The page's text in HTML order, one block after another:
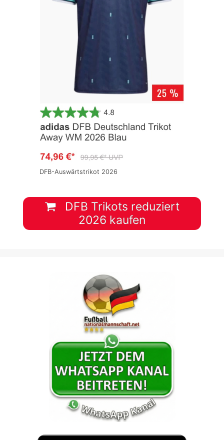
DFB-Auswärtstrikot 2026
DFB Trikots reduziert
2026 kaufen